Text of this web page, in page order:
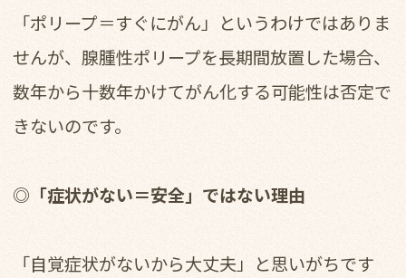
「ポリープ＝すぐにがん」というわけではありま
せんが、腺腫性ポリープを長期間放置した場合、
数年から十数年かけてがん化する可能性は否定で
きないのです。
◎「症状がない＝安全」ではない理由
「自覚症状がないから大丈夫」と思いがちです